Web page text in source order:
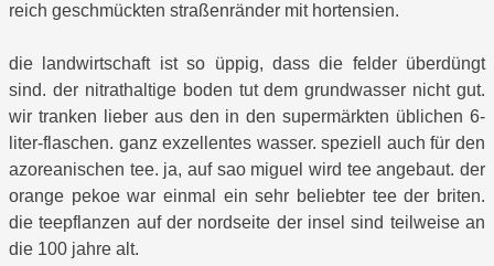
reich geschmückten straßenränder mit hortensien.
die landwirtschaft ist so üppig, dass die felder überdüngt
sind. der nitrathaltige boden tut dem grundwasser nicht gut.
wir tranken lieber aus den in den supermärkten üblichen 6-
liter-flaschen. ganz exzellentes wasser. speziell auch für den
azoreanischen tee. ja, auf sao miguel wird tee angebaut. der
orange pekoe war einmal ein sehr beliebter tee der briten.
die teepflanzen auf der nordseite der insel sind teilweise an
die 100 jahre alt.